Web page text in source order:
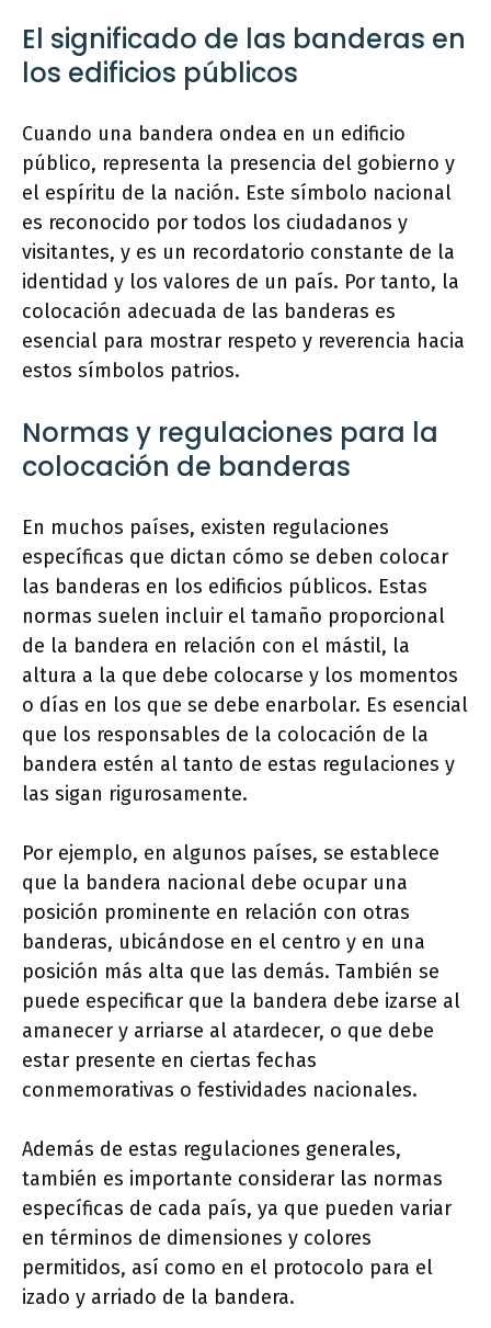
El significado de las banderas en
los edificios públicos
Cuando una bandera ondea en un edificio
público, representa la presencia del gobierno y
el espíritu de la nación. Este símbolo nacional
es reconocido por todos los ciudadanos y
visitantes, y es un recordatorio constante de la
identidad y los valores de un país. Por tanto, la
colocación adecuada de las banderas es
esencial para mostrar respeto y reverencia hacia
estos símbolos patrios.
Normas y regulaciones para la
colocación de banderas
En muchos países, existen regulaciones
específicas que dictan cómo se deben colocar
las banderas en los edificios públicos. Estas
normas suelen incluir el tamaño proporcional
de la bandera en relación con el mástil, la
altura a la que debe colocarse y los momentos
o días en los que se debe enarbolar. Es esencial
que los responsables de la colocación de la
bandera estén al tanto de estas regulaciones y
las sigan rigurosamente.
Por ejemplo, en algunos países, se establece
que la bandera nacional debe ocupar una
posición prominente en relación con otras
banderas, ubicándose en el centro y en una
posición más alta que las demás. También se
puede especificar que la bandera debe izarse al
amanecer y arriarse al atardecer, o que debe
estar presente en ciertas fechas
conmemorativas o festividades nacionales.
Además de estas regulaciones generales,
también es importante considerar las normas
específicas de cada país, ya que pueden variar
en términos de dimensiones y colores
permitidos, así como en el protocolo para el
izado y arriado de la bandera.